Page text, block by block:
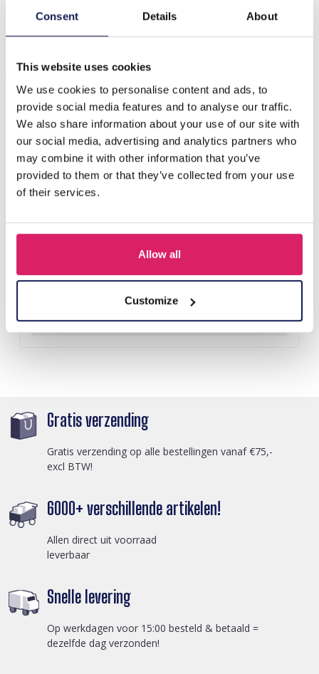
Consent Details About
This website uses cookies
We use cookies to personalise content and ads, to
provide social media features and to analyse our traffic.
We also share information about your use of our site with
our social media, advertising and analytics partners who
may combine it with other information that you’ve
provided to them or that they’ve collected from your use
of their services.
Allow all
Customize
G-F6.4 B1670-062 Armbandenset Palmboomgroen
Anderen kochten ook
Z-E2.3 LED Foam Sticks -Multi Color 47x3.5cm
Details
Gratis verzending
Gratis verzending op alle bestellingen vanaf €75,-
excl BTW!
6000+ verschillende artikelen!
Allen direct uit voorraad
leverbaar
Snelle levering
Op werkdagen voor 15:00 besteld & betaald =
dezelfde dag verzonden!